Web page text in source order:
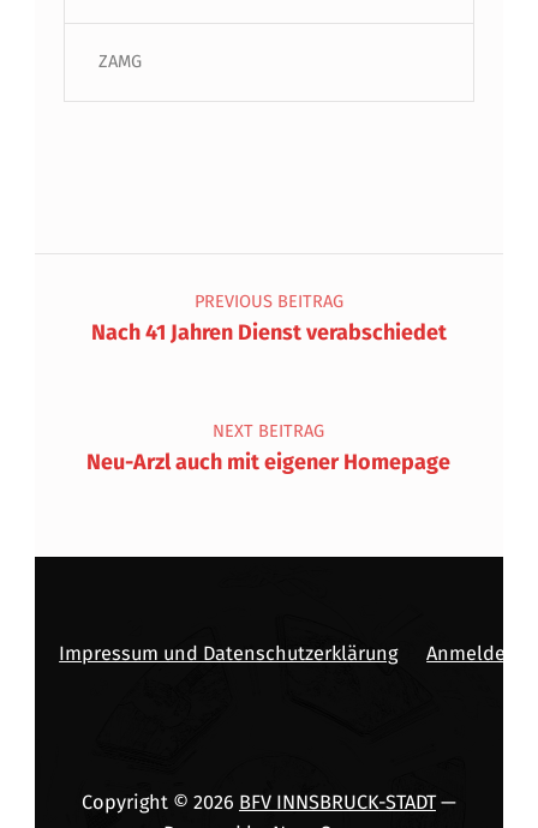
ZAMG
Beitragsnavigation
PREVIOUS BEITRAG
Nach 41 Jahren Dienst verabschiedet
NEXT BEITRAG
Neu-Arzl auch mit eigener Homepage
Impressum und Datenschutzerklärung Anmelden
Copyright © 2026 BFV INNSBRUCK-STADT—